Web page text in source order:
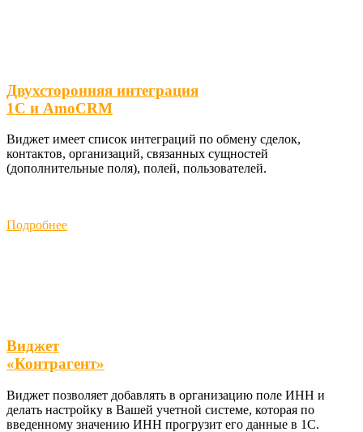
Двухсторонняя интеграция
1С и AmoCRM
Виджет имеет список интеграций по обмену сделок,
контактов, организаций, связанных сущностей
(дополнительные поля), полей, пользователей.
Подробнее
Виджет
«Контрагент»
Виджет позволяет добавлять в организацию поле ИНН и
делать настройку в Вашей учетной системе, которая по
введенному значению ИНН прогрузит его данные в 1С.